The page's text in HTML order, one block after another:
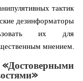
тактик
дезинформаторы
их для
мнением.